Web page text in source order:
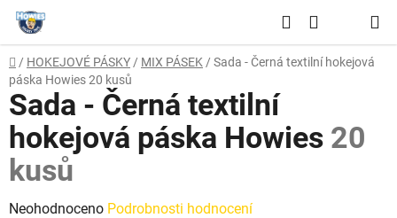
Přejít
obsah
Hledat
KOŠÍK
Domů
/ HOKEJOVÉ PÁSKY / MIX PÁSEK / Sada - Černá textilní hokejová
páska Howies20 kusů
Sada - Černá textilní
hokejová páska Howies 20
kusů
Průměrné
Neohodnoceno Podrobnosti hodnocení